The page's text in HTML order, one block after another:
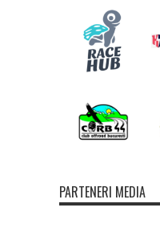
PARTENERI MEDIA